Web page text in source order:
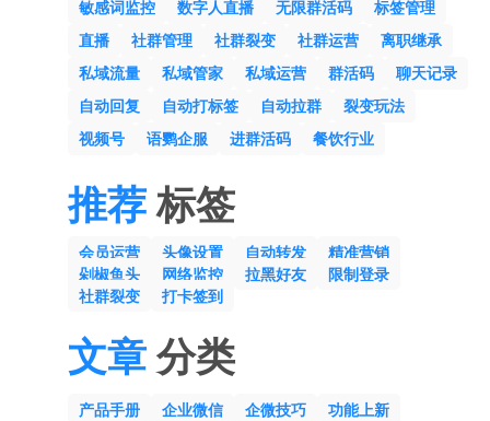
敏感词监控 数字人直播 无限群活码
标签管理
直播
社群管理 社群裂变 社群运营
离职继承
私域流量
私域管家 私域运营 群活码
聊天记录
自动回复
自动打标签 自动拉群
裂变玩法
视频号
语鹦企服 进群活码 餐饮行业
推荐标签
会员运营 头像设置 自动转发
精准营销
剁椒鱼头
网络监控 拉黑好友
限制登录
社群裂变
打卡签到
文章分类
产品手册 企业微信 企微技巧
功能上新